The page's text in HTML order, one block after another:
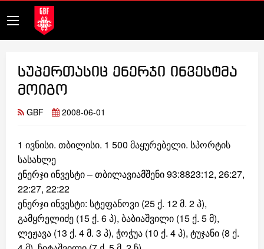
სუპერთასიც ენერჯი ინვესტმა
მოიგო
GBF 2008-06-01
1 ივნისი. თბილისი. 1 500 მაყურებელი. სპორტის
სასახლე
ენერჯი ინვესტი – თბილავიამშენი 93:8823:12, 26:27,
22:27, 22:22
ენერჯი ინვესტი: სტეფანოვი (25 ქ. 12 მ. 2 პ),
გამყრელიძე (15 ქ. 6 პ), ბაბიაშვილი (15 ქ. 5 მ),
ლეჟავა (13 ქ. 4 მ. 3 პ), ჭოჭუა (10 ქ. 4 პ), ტუჯანი (8 ქ.